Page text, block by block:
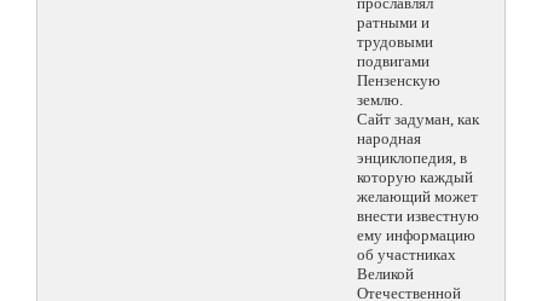
ратными и
трудовыми
подвигами
Пензенскую
землю.
Сайт задуман, как
народная
энциклопедия, в
которую каждый
желающий может
внести известную
ему информацию
об участниках
Великой
Отечественной